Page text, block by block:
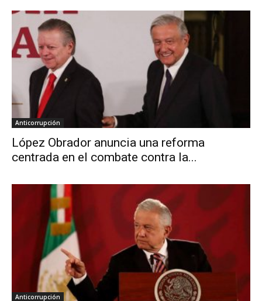
Anticorrupción
López Obrador anuncia una reforma
centrada en el combate contra la...
Anticorrupción